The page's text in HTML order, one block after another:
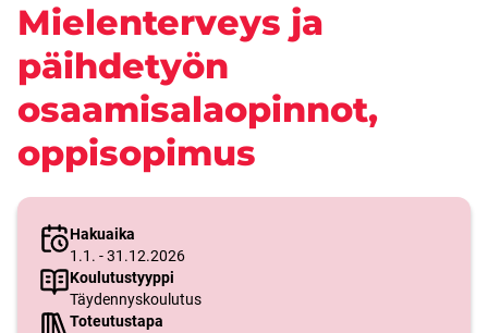
Mielenterveys ja
päihdetyön
osaamisalaopinnot,
oppisopimus
Hakuaika
1.1. - 31.12.2026
Koulutustyyppi
Täydennyskoulutus
Toteutustapa